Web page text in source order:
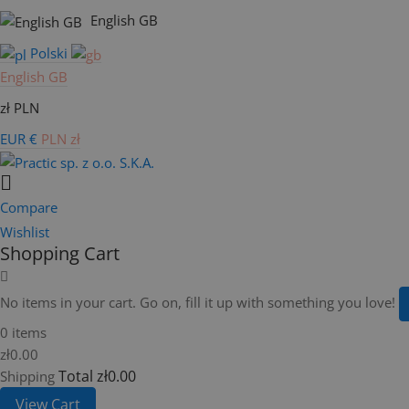
English GB
Polski
English GB
zł PLN
EUR € PLN zł
Compare
Wishlist
Shopping Cart
No items in your cart. Go on, fill it up with something you love!
0 items
zł0.00
Shipping Total zł0.00
View Cart